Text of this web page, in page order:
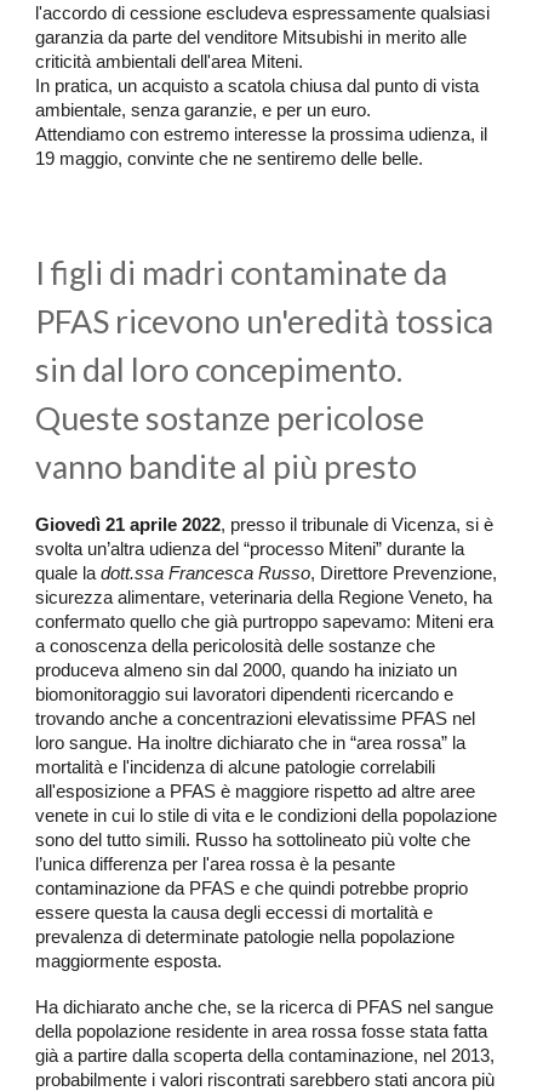
l'accordo di cessione escludeva espressamente qualsiasi
garanzia da parte del venditore Mitsubishi in merito alle
criticità ambientali dell'area Miteni.
In pratica, un acquisto a scatola chiusa dal punto di vista
ambientale, senza garanzie, e per un euro.
Attendiamo con estremo interesse la prossima udienza, il
19 maggio, convinte che ne sentiremo delle belle.
I figli di madri contaminate da
PFAS ricevono un'eredità tossica
sin dal loro concepimento.
Queste sostanze pericolose
vanno bandite al più presto
Giovedì 21 aprile 2022, presso il tribunale di Vicenza, si è
svolta un’altra udienza del “processo Miteni” durante la
quale ladott.ssa Francesca Russo, Direttore Prevenzione,
sicurezza alimentare, veterinaria della Regione Veneto, ha
confermato quello che già purtroppo sapevamo: Miteni era
a conoscenza della pericolosità delle sostanze che
produceva almeno sin dal 2000, quando ha iniziato un
biomonitoraggio sui lavoratori dipendenti ricercando e
trovando anchea concentrazioni elevatissime PFAS nel
loro sangue. Ha inoltre dichiarato che in “area rossa” la
mortalità e l'incidenza di alcune patologie correlabili
all'esposizione a PFAS è maggiore rispetto ad altre aree
venete in cui lo stile di vita e le condizioni della popolazione
sono del tutto simili. Russo ha sottolineato più volte che
l’unica differenza per l'area rossa è la pesante
contaminazione da PFAS e che quindi potrebbe proprio
essere questa la causa degli eccessi di mortalità e
prevalenza di determinate patologie nella popolazione
maggiormente esposta.
Ha dichiarato anche che,se la ricerca di PFAS nel sangue
della popolazione residente in area rossa fosse stata fatta
già a partire dalla scoperta della contaminazione, nel 2013,
probabilmente i valori riscontrati sarebbero stati ancora più